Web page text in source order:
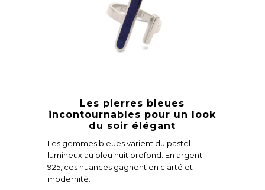
Les pierres bleues
incontournables pour un look
du soir élégant
Les gemmes bleues varient du pastel
lumineux au bleu nuit profond. En argent
925, ces nuances gagnent en clarté et
modernité.